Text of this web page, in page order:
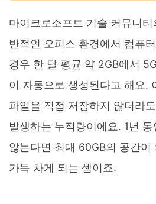
마이크로소프트 기술 커뮤니
반적인 오피스 환경에서 컴퓨
경우 한 달 평균 약 2GB에서
이 자동으로 생성된다고 해요.
파일을 직접 저장하지 않더라
발생하는 누적량이에요. 1년
않는다면 최대 60GB의 공간이
가득 차게 되는 셈이죠.